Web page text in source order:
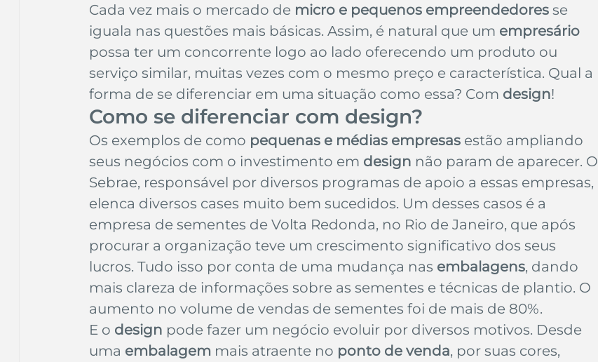
Cada vez mais o mercado de micro e pequenos empreendedores se
iguala nas questões mais básicas. Assim, é natural que um empresário
possa ter um concorrente logo ao lado oferecendo um produto ou
serviço similar, muitas vezes com o mesmo preço e característica. Qual a
forma de se diferenciar em uma situação como essa? Com design!
Como se diferenciar com design?
Os exemplos de como pequenas e médias empresas estão ampliando
seus negócios com o investimento em design não param de aparecer. O
Sebrae, responsável por diversos programas de apoio a essas empresas,
elenca diversos cases muito bem sucedidos. Um desses casos é a
empresa de sementes de Volta Redonda, no Rio de Janeiro, que após
procurar a organização teve um crescimento significativo dos seus
lucros. Tudo isso por conta de uma mudança nas embalagens, dando
mais clareza de informações sobre as sementes e técnicas de plantio. O
aumento no volume de vendas de sementes foi de mais de 80%.
E o design pode fazer um negócio evoluir por diversos motivos. Desde
uma embalagem mais atraente no ponto de venda, por suas cores,